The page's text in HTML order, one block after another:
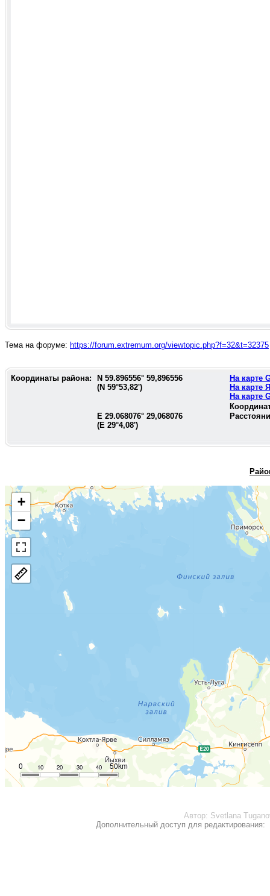
Тема на форуме: https://forum.extremum.org/viewtopic.php?f=32&t=32375
Координаты района: N 59.896556° 59,896556
(N 59°53,82')
На карте
На карте
На карте
E 29.068076° 29,068076
(E 29°4,08')
+
−
10
0 20 30 40 50km
Автор: Svetlana
Дополнительный доступ для редактирования: